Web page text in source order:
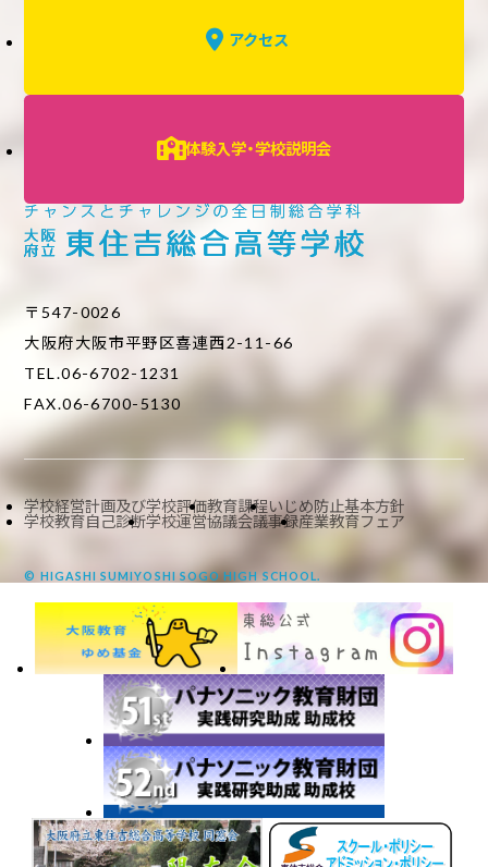
アクセス
体験入学・学校説明会
〒547-0026
大阪府大阪市平野区喜連西2-11-66
TEL.06-6702-1231
FAX.06-6700-5130
学校経営計画及び学校評価教育課程いじめ防止基本方針
学校教育自己診断学校運営協議会議事録産業教育フェア
© HIGASHI SUMIYOSHI SOGO HIGH SCHOOL.